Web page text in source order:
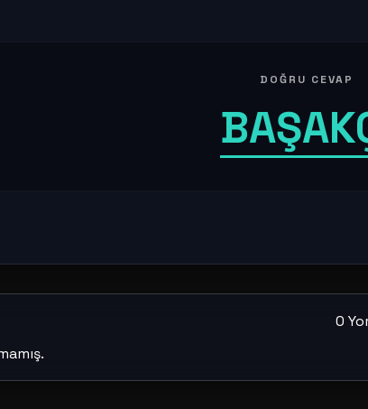
DOĞRU CEVAP
0